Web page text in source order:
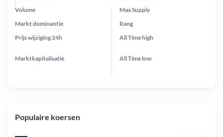
Prijs wijziging 24h
Max Supply
Markt dominantie
Marktkapitalisatie
Volume
Rang
All Timehigh
All Time low
Populaire koersen